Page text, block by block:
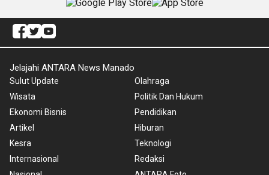
Jelajahi ANTARA News Manado
Sulut Update
Wisata
Ekonomi Bisnis
Artikel
Kesra
Internasional
Olahraga
Politik Dan Hukum
Pendidikan
Hiburan
Teknologi
Redaksi